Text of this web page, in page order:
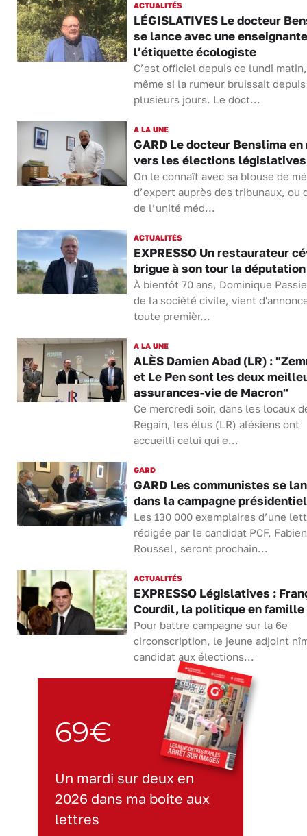
ACTUALITÉS
LÉGISLATIVES Le docteur
se lance avec une
l’étiquette écologiste
C’est officiel depuis ce lundi matin,
même si la rumeur bruissait depuis
plusieurs jours. Le doct...
A LA UNE
GARD Le docteur Benslima en
vers les élections législatives
On le connaît avec sa blouse de
d’expert auprès des tribunaux, ou
de l’unité méd...
ACTUALITÉS
EXPRESSO Un restaurateur
brigue à son tour la députation
À bientôt 70 ans, Dominique
de la société civile, vient
toute premièr...
A LA UNE
ALÈS Damien Abad (LR) :
et Le Pen sont les deux
assurances-vie de Macron"
Ce mercredi soir, dans les locaux
Regain, les élus (LR) alésiens ont
accueilli celui qui e...
GARD
GARD Les communistes se
dans la campagne
Les 130 000 exemplaires d’une
rédigée par le candidat PCF, Fabien
Roussel, seront prochain...
ACTUALITÉS
EXPRESSO Législatives :
Courdil, la politique en famille
Pour battre campagne sur la 6e
circonscription, le jeune adjoint
candidat aux élections...
69€
Un mardi sur deux en
2026 dans ma boite aux
lettres